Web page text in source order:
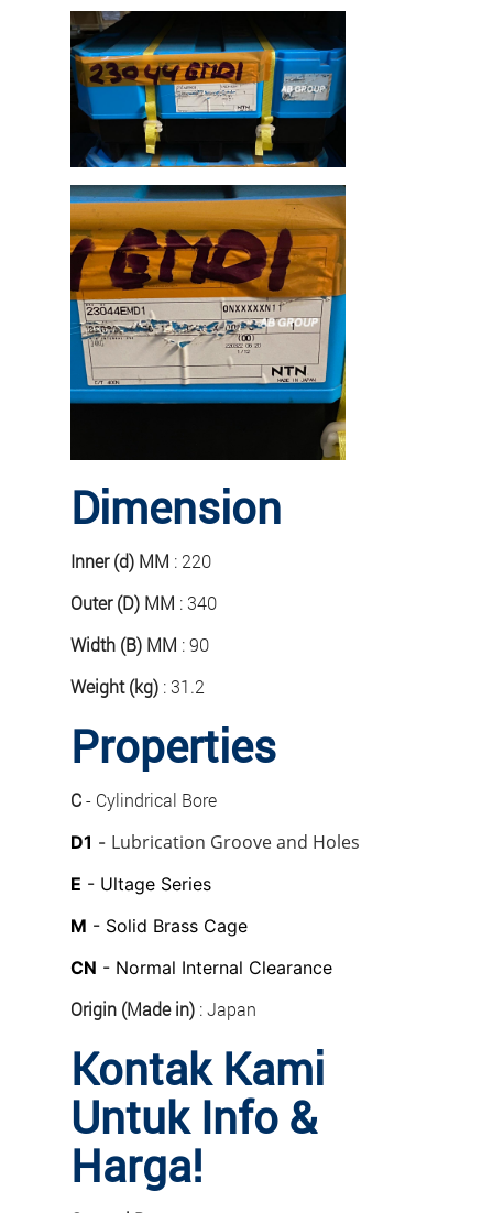
Dimension
Inner (d) MM : 220
Outer (D) MM : 340
Width (B) MM : 90
Weight (kg) : 31.2
Properties
C- Cylindrical Bore
D1 - Lubrication Groove and Holes
E - Ultage Series
M - Solid Brass Cage
CN - Normal Internal Clearance
Origin (Made in) : Japan
Kontak Kami
Untuk Info &
Harga!